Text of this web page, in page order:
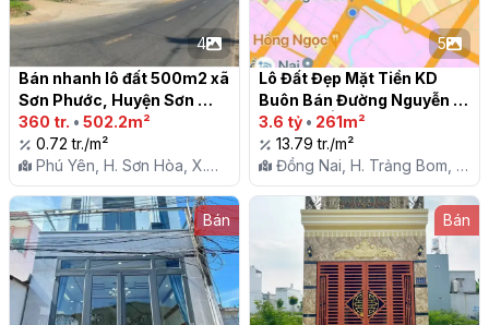
4
Bán nhanh lô đất 500m2 xã
Sơn Phước, Huyện Sơn
Hòa, Tỉnh Phú Yên
360 tr. • 502.2m²
0.72 tr./m²
Phú Yên, H. Sơn Hòa, X.
Sơn Phước
5
Lô Đất Đẹp Mặt Tiền KD
Buôn Bán Đường Nguyễn
Hoàng - Ấp 2 Sông Trầu -
Đồng nai
3.6 tỷ • 261m²
13.79 tr./m²
Đồng Nai, H. Trảng Bom, X.
Sông Trầu
Bán
Bán